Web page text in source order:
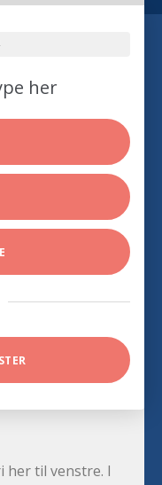
her
her til venstre. I